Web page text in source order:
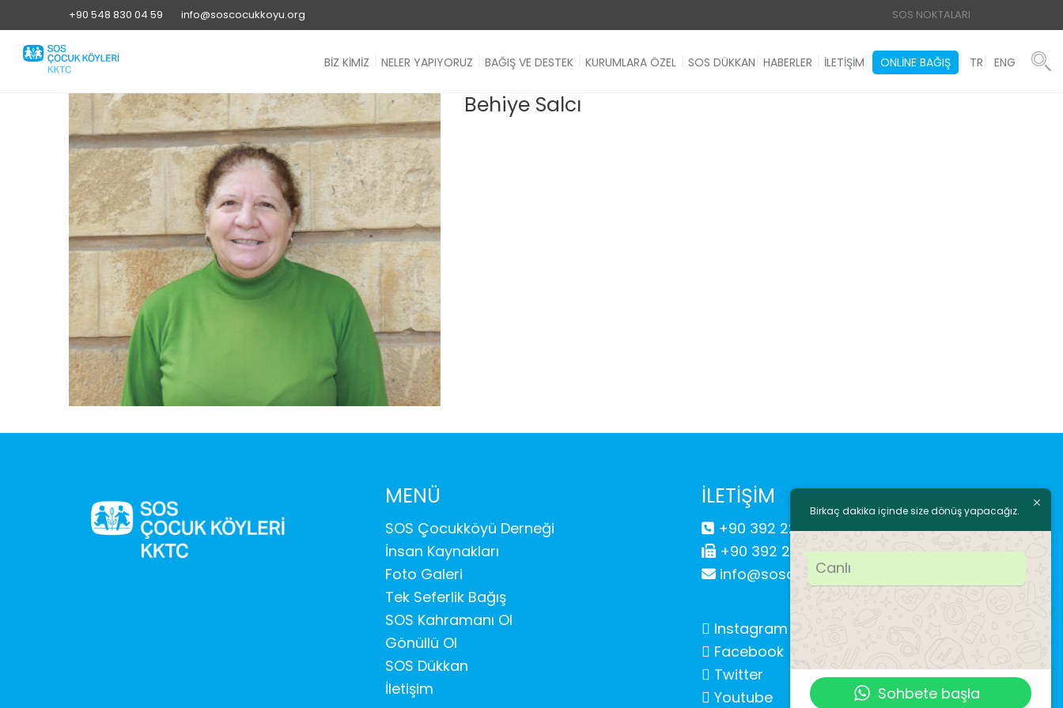
+90 548 830 04 59 info@soscocukkoyu.org SOS NOKTALARI
BİZ KİMİZ NELER YAPIYORUZ BAĞIŞ VE DESTEK KURUMLARA ÖZEL SOS DÜKKAN HABERLER İLETİŞİM ONLINE BAĞIŞ TR ENG
Behiye Salcı
MENÜ
SOS Çocukköyü Derneği
İnsan Kaynakları
Foto Galeri
Tek Seferlik Bağış
SOS Kahramanı Ol
Gönüllü Ol
SOS Dükkan
İletişim
İLETİŞİM
+90 392 225 43 18
+90 392 225 71 19
info@soscocukkoyu.org
Instagram
Facebook
Twitter
Youtube
Birkaç dakika içinde size dönüş yapacağız.
Canlı
Sohbete başla